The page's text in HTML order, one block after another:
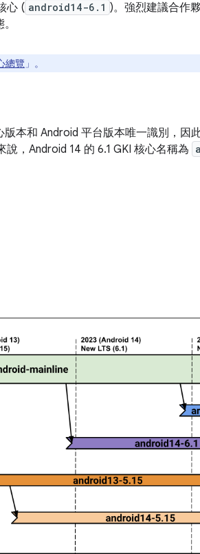
心 ( android14-6.1 )。強烈建議合作
總覽 」。
本和 Android 平台版本唯一識別，因
說，Android 14 的 6.1 GKI 核心名稱為